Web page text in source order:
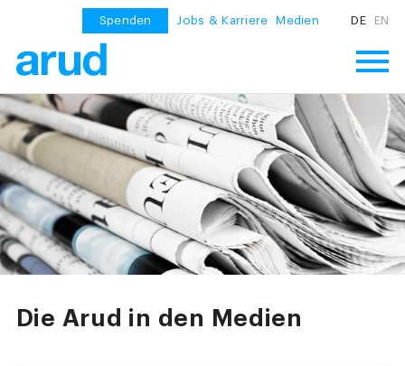
Spenden Jobs & Karriere Medien DE EN
Die Arud in den Medien